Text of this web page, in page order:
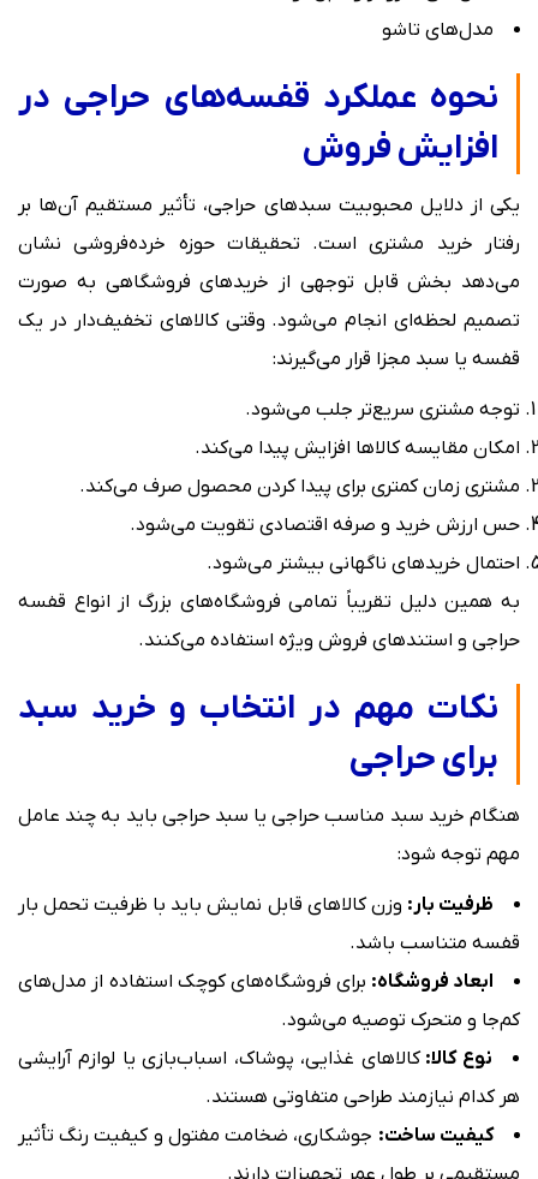
مدل‌های تاشو
نحوه عملکرد قفسه‌های حراجی در
افزایش فروش
یکی از دلایل محبوبیت سبدهای حراجی، تأثیر مستقیم آن‌ها بر
رفتار خرید مشتری است. تحقیقات حوزه خرده‌فروشی نشان
می‌دهد بخش قابل توجهی از خریدهای فروشگاهی به صورت
تصمیم لحظه‌ای انجام می‌شود. وقتی کالاهای تخفیف‌دار در یک
قفسه یا سبد مجزا قرار می‌گیرند:
توجه مشتری سریع‌تر جلب می‌شود.
امکان مقایسه کالاها افزایش پیدا می‌کند.
مشتری زمان کمتری برای پیدا کردن محصول صرف می‌کند.
حس ارزش خرید و صرفه اقتصادی تقویت می‌شود.
احتمال خریدهای ناگهانی بیشتر می‌شود.
به همین دلیل تقریباً تمامی فروشگاه‌های بزرگ از انواع قفسه
حراجی و استندهای فروش ویژه استفاده می‌کنند.
نکات مهم در انتخاب و خرید سبد
برای حراجی
هنگام خرید سبد مناسب حراجی یا سبد حراجی باید به چند عامل
مهم توجه شود:
ظرفیت بار: وزن کالاهای قابل نمایش باید با ظرفیت تحمل بار
قفسه متناسب باشد.
ابعاد فروشگاه: برای فروشگاه‌های کوچک استفاده از مدل‌های
کم‌جا و متحرک توصیه می‌شود.
نوع کالا:کالاهای غذایی، پوشاک، اسباب‌بازی یا لوازم آرایشی
هر کدام نیازمند طراحی متفاوتی هستند.
کیفیت ساخت: جوشکاری، ضخامت مفتول و کیفیت رنگ تأثیر
مستقیمی بر طول عمر تجهیزات دارند.